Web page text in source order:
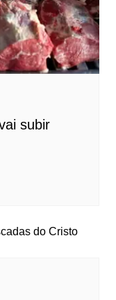
subir